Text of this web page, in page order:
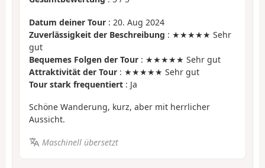
Datum deiner Tour : 20. Aug 2024
Zuverlässigkeit der Beschreibung : ★★★★★ Sehr
gut
Bequemes Folgen der Tour : ★★★★★ Sehr gut
Attraktivität der Tour : ★★★★★ Sehr gut
Tour stark frequentiert : Ja
Schöne Wanderung, kurz, aber mit herrlicher
Aussicht.
Maschinell übersetzt